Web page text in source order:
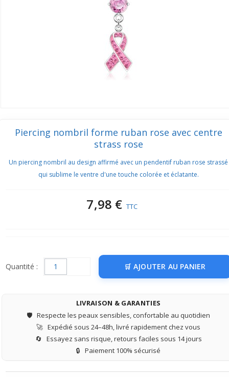
Piercing nombril forme ruban rose avec centre
strass rose
Un piercing nombril au design affirmé avec un pendentif ruban rose strassé
qui sublime le ventre d'une touche colorée et éclatante.
7,98 € TTC
Quantité : AJOUTER AU PANIER
LIVRAISON & GARANTIES
🛡️ Respecte les peaux sensibles, confortable au quotidien
🚀 Expédié sous 24–48h, livré rapidement chez vous
🔄 Essayez sans risque, retours faciles sous 14 jours
🔒 Paiement 100% sécurisé